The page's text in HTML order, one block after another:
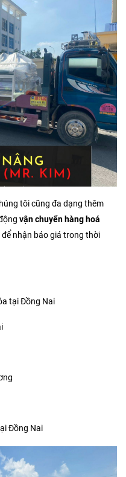
tôi cũng đa dạng thêm
vận chuyển hàng hoá
để nhận báo giá trong thời
tại Đồng Nai
Đồng Nai